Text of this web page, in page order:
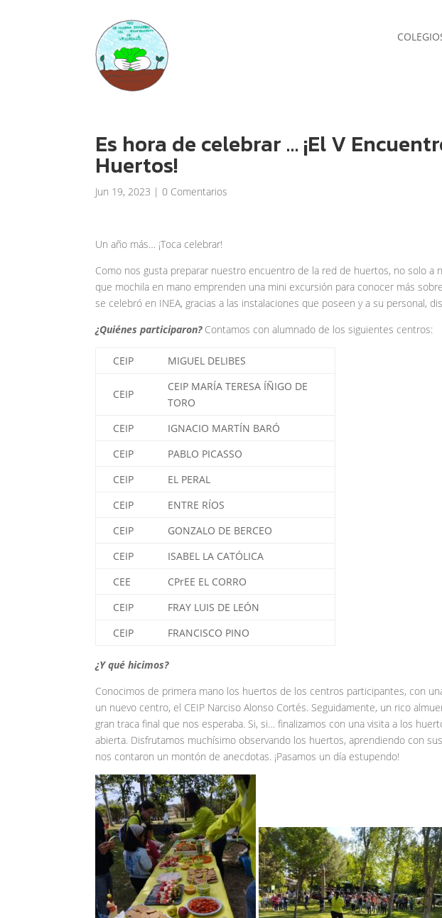
Es hora de celebrar … ¡El V
Huertos!
Jun 19, 2023 |0 Comentarios
Un año más… ¡Toca celebrar!
Como nos gusta preparar nuestro encuentro de la red de huertos, no solo a
que mochila en mano emprenden una mini excursión para conocer más
se celebró en INEA, gracias a las instalaciones que poseen y a su personal,
¿Quiénes participaron? Contamos con alumnado de los siguientes centros:
CEIP MIGUEL DELIBES
CEIP
CEIP MARÍA TERESA ÍÑIGO DE
TORO
CEIP
IGNACIO MARTÍN BARÓ
CEIP
PABLO PICASSO
CEIP
EL PERAL
CEIP
ENTRE RÍOS
CEIP
GONZALO DE BERCEO
CEIP
ISABEL LA CATÓLICA
CEE
CPrEE EL CORRO
CEIP
FRAY LUIS DE LEÓN
CEIP
FRANCISCO PINO
¿Y qué hicimos?
Conocimos de primera mano los huertos de los centros participantes, con
un nuevo centro, el CEIP Narciso Alonso Cortés. Seguidamente, un rico
gran traca final que nos esperaba. Si, si… finalizamos con una visita a los
abierta. Disfrutamos muchísimo observando los huertos, aprendiendo con
nos contaron un montón de anecdotas. ¡Pasamos un día estupendo!